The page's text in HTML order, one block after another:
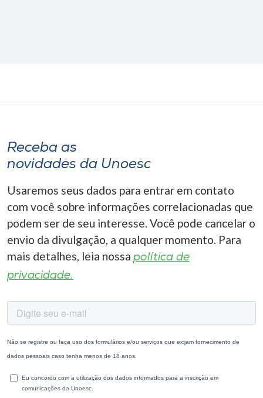
Receba as
novidades da Unoesc
Usaremos seus dados para entrar em contato
com você sobre informações correlacionadas que
podem ser de seu interesse. Você pode cancelar o
envio da divulgação, a qualquer momento. Para
mais detalhes, leia nossa política de
privacidade.